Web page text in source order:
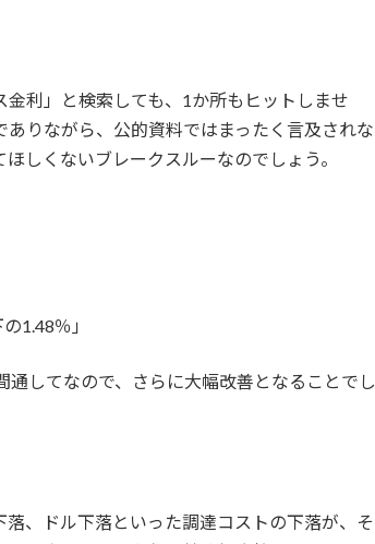
利」と検索しても、1か所もヒットしませ
りながら、公的資料ではまったく言及されな
しくないブレークスルーなのでしょう。
1.48％」
してなので、さらに大幅改善となることでし
、ドル下落といった調達コストの下落が、そ